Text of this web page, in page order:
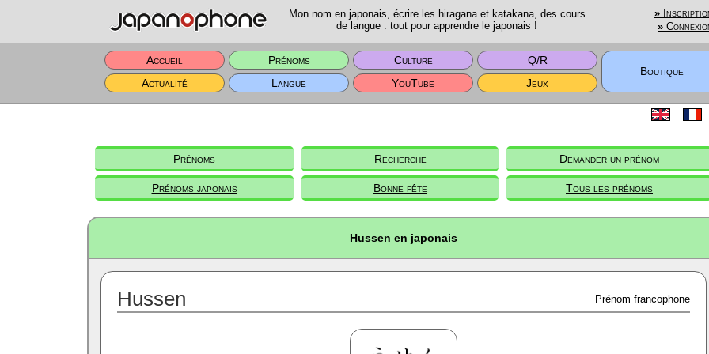
Mon nom en japonais, écrire les hiragana et katakana, des cours
de langue : tout pour apprendre le japonais !
»
»
Accueil Prénoms Culture
Q/R
Boutique
Actualité
Langue YouTube Jeux
Prénoms Recherche Demander un prénom
Prénoms japonais Bonne fête Tous les prénoms
Hussen en japonais
Hussen Prénom francophone